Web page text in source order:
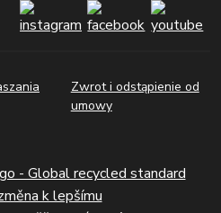
Zwrot i odstąpienie od
umowy